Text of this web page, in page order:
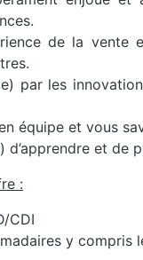
de la vente
par les
équipe et vous
d’apprendre et de
:
CDI
y compris